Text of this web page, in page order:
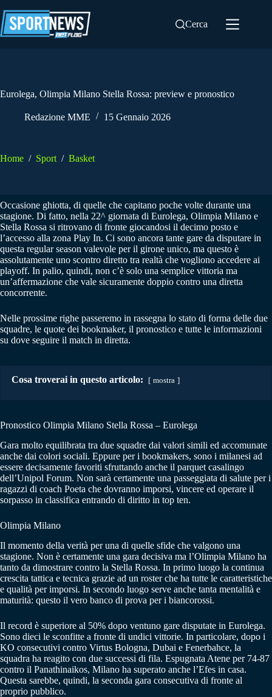
al
contenuto
Cerca
Eurolega, Olimpia Milano Stella Rossa: preview e pronostico
Redazione MME 15 Gennaio 2026
Home / Sport / Basket
Occasione ghiotta, di quelle che capitano poche volte durante una
stagione. Di fatto, nella 22^ giornata di Eurolega, Olimpia Milano e
Stella Rossa si ritrovano di fronte giocandosi il decimo posto e
l’accesso alla zona Play In. Ci sono ancora tante gare da disputare in
questa regular season valevole per il girone unico, ma questo è
assolutamente uno scontro diretto tra realtà che vogliono accedere ai
playoff. In palio, quindi, non c’è solo una semplice vittoria ma
un’affermazione che vale sicuramente doppio contro una diretta
concorrente.
Nelle prossime righe passeremo in rassegna lo stato di forma delle due
squadre, le quote dei bookmaker, il pronostico e tutte le informazioni
su dove seguire il match in diretta.
Cosa troverai in questo articolo: mostra
Pronostico Olimpia Milano Stella Rossa – Eurolega
Gara molto equilibrata tra due squadre dai valori simili ed accomunate
anche dai colori sociali. Eppure per i bookmakers, sono i milanesi ad
essere decisamente favoriti sfruttando anche il parquet casalingo
dell’Unipol Forum. Non sarà certamente una passeggiata di salute per i
ragazzi di coach Poeta che dovranno imporsi, vincere ed operare il
sorpasso in classifica entrando di diritto in top ten.
Olimpia Milano
Il momento della verità per una di quelle sfide che valgono una
stagione. Non è certamente una gara decisiva ma l’Olimpia Milano ha
tanto da dimostrare contro la Stella Rossa. In primo luogo la continua
crescita tattica e tecnica grazie ad un roster che ha tutte le caratteristiche
e qualità per imporsi. In secondo luogo serve anche tanta mentalità e
maturità: questo il vero banco di prova per i biancorossi.
Il record è superiore al 50% dopo ventuno gare disputate in Eurolega.
Sono dieci le sconfitte a fronte di undici vittorie. In particolare, dopo i
KO consecutivi contro Virtus Bologna, Dubai e Fenerbahce, la
squadra ha reagito con due successi di fila. Espugnata Atene per 74-87
contro il Panathinaikos, Milano ha superato anche l’Efes in casa.
Questa sarebbe, quindi, la seconda gara consecutiva di fronte al
proprio pubblico.